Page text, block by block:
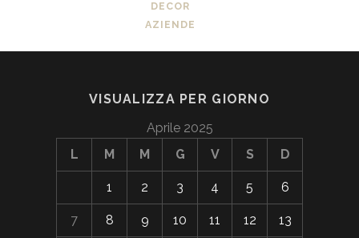
DECOR
AZIENDE
VISUALIZZA PER GIORNO
Aprile 2025
L
M M G V S D
1 2 3 4 5 6
7 8 9 10 11 12 13